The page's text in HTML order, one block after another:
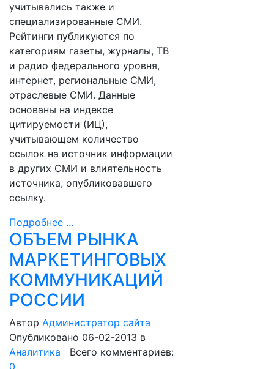
учитывались также и
специализированные СМИ.
Рейтинги публикуются по
категориям газеты, журналы, ТВ
и радио федерального уровня,
интернет, региональные СМИ,
отраслевые СМИ. Данные
основаны на индексе
цитируемости (ИЦ),
учитывающем количество
ссылок на источник информации
в других СМИ и влиятельность
источника, опубликовавшего
ссылку.
Подробнее ...
ОБЪЕМ РЫНКА
МАРКЕТИНГОВЫХ
КОММУНИКАЦИЙ
РОССИИ
Автор Администратор сайта
Опубликовано 06-02-2013 в
Аналитика Всего комментариев:
0